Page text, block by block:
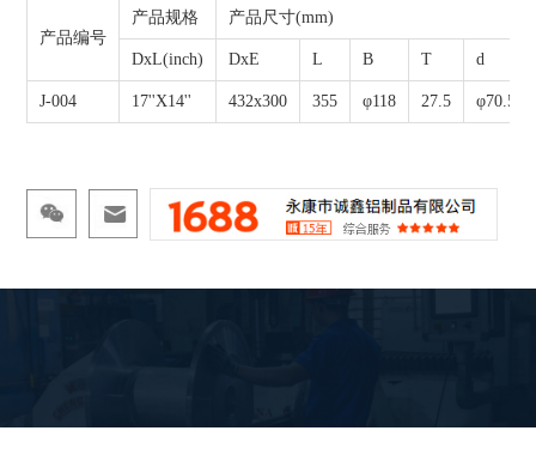
产品编号
产品规格 产品尺寸(mm)
DxL(inch) DxE L B T d
J-004 17''X14'' 432x300 355 φ118 27.5 φ70.5